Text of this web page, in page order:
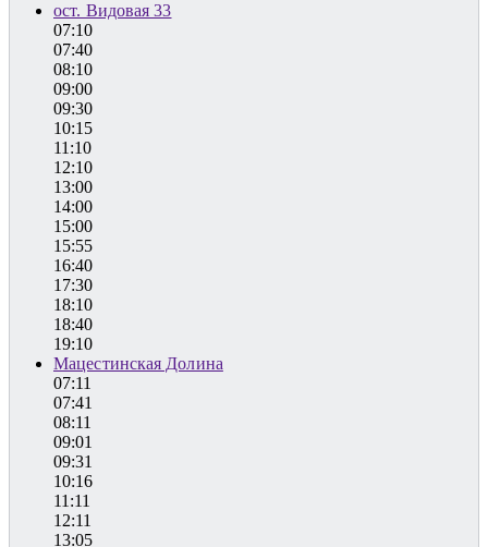
ост. Видовая 33
07:10
07:40
08:10
09:00
09:30
10:15
11:10
12:10
13:00
14:00
15:00
15:55
16:40
17:30
18:10
18:40
19:10
Мацестинская Долина
07:11
07:41
08:11
09:01
09:31
10:16
11:11
12:11
13:05